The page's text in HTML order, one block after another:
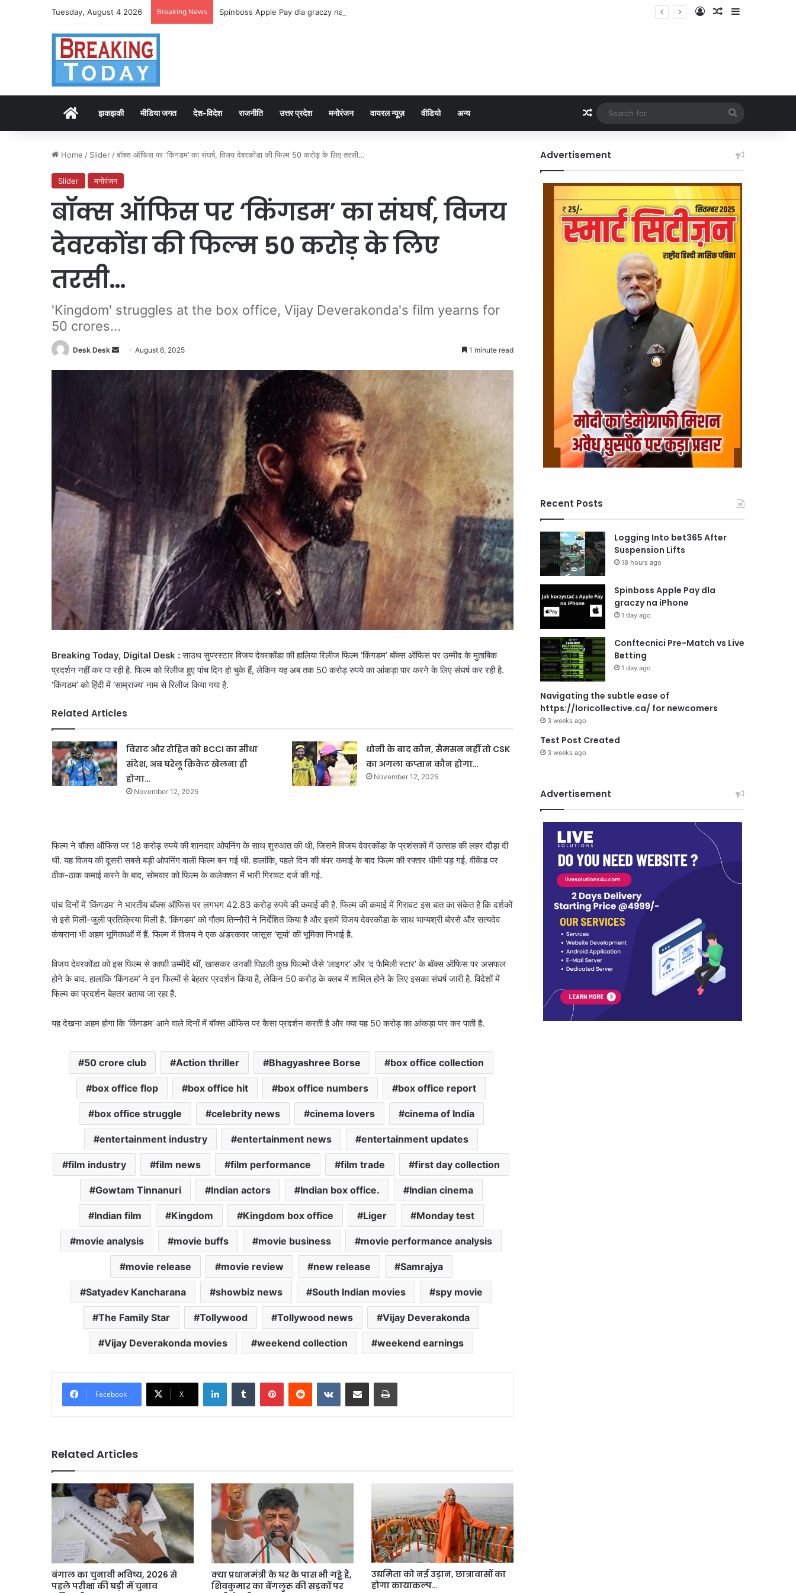
Tuesday, August 4 2026 Breaking News Spinboss Apple Pay dla graczy na iPhone Log InRandom Article
Sidebar
Homeझकझकी मीडिया जगत देश-विदेश राजनीति उत्तर प्रदेश मनोरंजन वायरल न्यूज़ वीडियो अन्य Random Article
for
Home / Slider /बॉक्स ऑफिस पर ‘किंगडम’ का संघर्ष, विजय देवरकोंडा की फिल्म 50 करोड़ के लिए तरसी…
Slider मनोरंजन
बॉक्स ऑफिस पर ‘किंगडम’ का संघर्ष, विजय
देवरकोंडा की फिल्म 50 करोड़ के लिए
तरसी…
'Kingdom' struggles at the box office, Vijay Deverakonda's film yearns for
50 crores...
Desk Desk
Send August 6, 2025 1 minute read
Breaking Today, Digital Desk :साउथ सुपरस्टार विजय देवरकोंडा की हालिया रिलीज फिल्म ‘किंगडम’ बॉक्स ऑफिस पर उम्मीद के मुताबिक
प्रदर्शन नहीं कर पा रही है. फिल्म को रिलीज हुए पांच दिन हो चुके हैं, लेकिन यह अब तक 50 करोड़ रुपये का आंकड़ा पार करने के लिए संघर्ष कर रही है.
‘किंगडम’ को हिंदी में ‘साम्राज्य’ नाम से रिलीज किया गया है.
Related Articles
विराट और रोहित को BCCI का सीधा
संदेश, अब घरेलू क्रिकेट खेलना ही
होगा…
November 12, 2025
धोनी के बाद कौन, सैमसन नहीं तो CSK
का अगला कप्तान कौन होगा…
November 12, 2025
फिल्म ने बॉक्स ऑफिस पर 18 करोड़ रुपये की शानदार ओपनिंग के साथ शुरुआत की थी, जिसने विजय देवरकोंडा के प्रशंसकों में उत्साह की लहर दौड़ा दी
थी. यह विजय की दूसरी सबसे बड़ी ओपनिंग वाली फिल्म बन गई थी. हालांकि, पहले दिन की बंपर कमाई के बाद फिल्म की रफ्तार धीमी पड़ गई. वीकेंड पर
ठीक-ठाक कमाई करने के बाद, सोमवार को फिल्म के कलेक्शन में भारी गिरावट दर्ज की गई.
पांच दिनों में ‘किंगडम’ ने भारतीय बॉक्स ऑफिस पर लगभग 42.83 करोड़ रुपये की कमाई की है. फिल्म की कमाई में गिरावट इस बात का संकेत है कि दर्शकों
से इसे मिली-जुली प्रतिक्रिया मिली है. ‘किंगडम’ को गौतम तिन्नौरी ने निर्देशित किया है और इसमें विजय देवरकोंडा के साथ भाग्यश्री बोरसे और सत्यदेव
कंचराना भी अहम भूमिकाओं में हैं. फिल्म में विजय ने एक अंडरकवर जासूस ‘सूर्या’ की भूमिका निभाई है.
विजय देवरकोंडा को इस फिल्म से काफी उम्मीदें थीं, खासकर उनकी पिछली कुछ फिल्मों जैसे ‘लाइगर’ और ‘द फैमिली स्टार’ के बॉक्स ऑफिस पर असफल
होने के बाद. हालांकि ‘किंगडम’ ने इन फिल्मों से बेहतर प्रदर्शन किया है, लेकिन 50 करोड़ के क्लब में शामिल होने के लिए इसका संघर्ष जारी है. विदेशों में
फिल्म का प्रदर्शन बेहतर बताया जा रहा है.
यह देखना अहम होगा कि ‘किंगडम’ आने वाले दिनों में बॉक्स ऑफिस पर कैसा प्रदर्शन करती है और क्या यह 50 करोड़ का आंकड़ा पार कर पाती है.
50 crore club Action thriller Bhagyashree Borse box office collection
box office flop box office hit box office numbers box office report
box office struggle celebrity news cinema lovers cinema of India
entertainment industry entertainment news entertainment updates
film industry film news film performance film trade first day collection
Gowtam Tinnanuri Indian actors Indian box office. Indian cinema
Indian film Kingdom Kingdom box office Liger Monday test
movie analysis movie buffs movie business movie performance analysis
movie release movie review new release Samrajya
Satyadev Kancharana showbiz news South Indian movies spy movie
The Family Star Tollywood Tollywood news Vijay Deverakonda
Vijay Deverakonda movies weekend collection weekend earnings
Facebook X
LinkedInTumblr PinterestReddit VKontakteShare via Email Print
Related Articles
बंगाल का चुनावी भविष्य, 2026 से
पहले परीक्षा की घड़ी में चुनाव
क्या प्रधानमंत्री के घर के पास भी गड्ढे हैं,
शिवकुमार का बेंगलुरु की सड़कों पर
उद्यमिता को नई उड़ान, छात्रावासों का
होगा कायाकल्प…
Advertisement
Recent Posts
Logging Into bet365 After
Suspension Lifts
18 hours ago
Spinboss Apple Pay dla
graczy na iPhone
1 day ago
Conftecnici Pre-Match vs Live
Betting
1 day ago
Navigating the subtle ease of
https://loricollective.ca/ for newcomers
3 weeks ago
Test Post Created
3 weeks ago
Advertisement